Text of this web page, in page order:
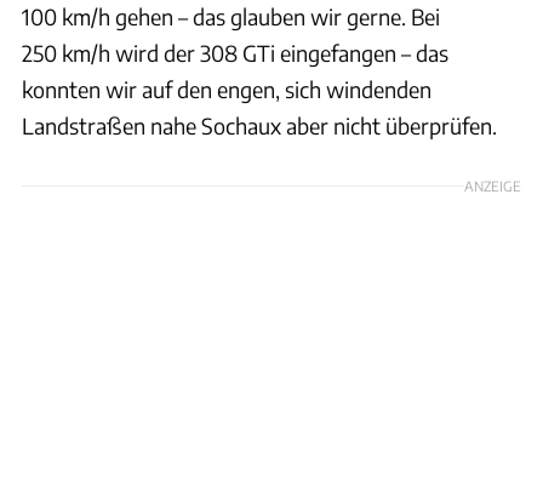
100 km/h gehen – das glauben wir gerne. Bei
250 km/h wird der 308 GTi eingefangen – das
konnten wir auf den engen, sich windenden
Landstraßen nahe Sochaux aber nicht überprüfen.
ANZEIGE